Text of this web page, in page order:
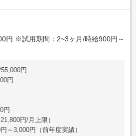
円 ※試用期間：2~3ヶ月/時給900円～
円
円
円
円/月上限）
～3,000円（前年度実績）